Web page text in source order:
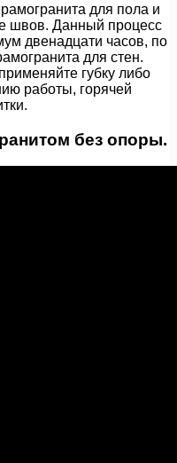
для пола и
швов. Данный процесс
двенадцати часов, по
для стен.
губку либо
работы, горячей
без опоры.